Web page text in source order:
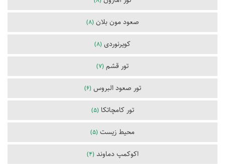
صعود مون بلان (8)
کویرنوردی (8)
تور قشم (7)
تور صعود البروس (6)
تور کامچاتکا (5)
محیط زیست (5)
اکوکمپ دماوند (4)